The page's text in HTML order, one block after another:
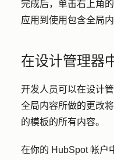
完成后，单击右上角的
应用到使用包含全局
在设计管理器
开发人员可以在设计
全局内容所做的更改
的模板的所有内容。
在你的 HubSpot 帐户